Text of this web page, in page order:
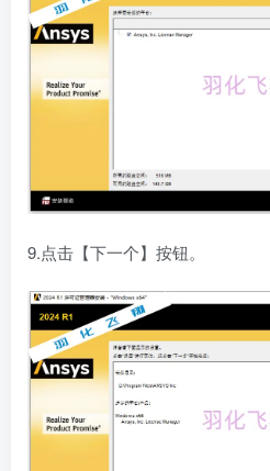
9.点击【下一个】按钮。